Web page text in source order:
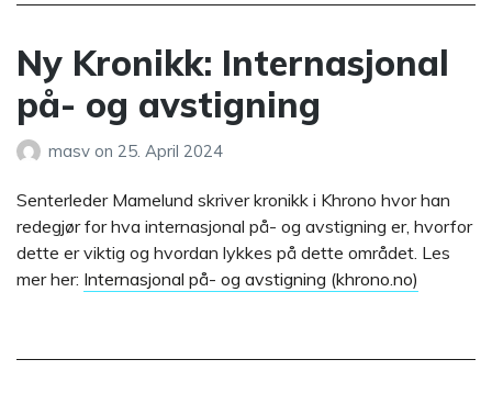
Ny Kronikk: Internasjonal
på- og avstigning
masv on 25. April 2024
Senterleder Mamelund skriver kronikk i Khrono hvor han
redegjør for hva internasjonal på- og avstigning er, hvorfor
dette er viktig og hvordan lykkes på dette området. Les
mer her: Internasjonal på- og avstigning (khrono.no)